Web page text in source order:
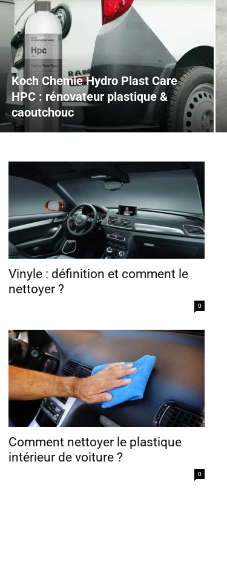
Koch Chemie Hydro Plast Care
HPC : rénovateur plastique &
caoutchouc
Vinyle : définition et comment le
nettoyer ?
0
Comment nettoyer le plastique
intérieur de voiture ?
0